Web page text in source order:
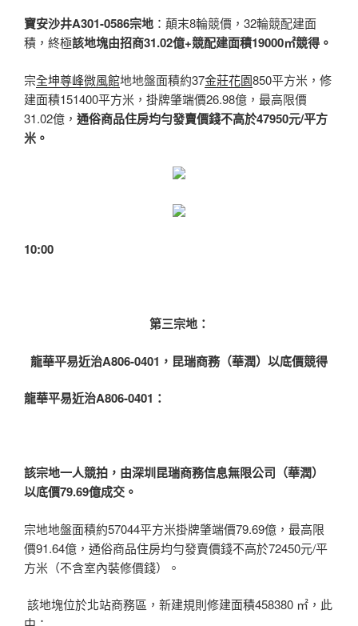
寶安沙井A301-0586宗地 ：顛末8輪競價，32輪競配建面
積，終極該地塊由招商31.02億+競配建面積19000㎡競得。
宗全坤尊峰微風館地地盤面積約37金莊花園850平方米，修
建面積151400平方米，掛牌肇端價26.98億，最高限價
31.02億， 通俗商品住房均勻發賣價錢不高於47950元/平方
米。
10:00
第三宗地：
龍華平易近治A806-0401，昆瑞商務（華潤）以底價競得
龍華平易近治A806-0401：
該宗地一人競拍，由深圳昆瑞商務信息無限公司（華潤）
以底價79.69億成交。
宗地地盤面積約57044平方米掛牌肇端價79.69億，最高限
價91.64億，通俗商品住房均勻發賣價錢不高於72450元/平
方米（不含室內裝修價錢）。
該地塊位於北站商務區，新建規則修建面積458380 ㎡，此